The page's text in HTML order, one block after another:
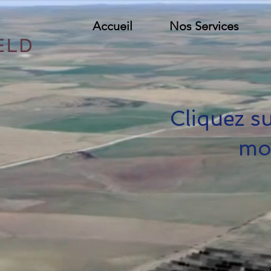
Accueil Nos Services
Cliquez